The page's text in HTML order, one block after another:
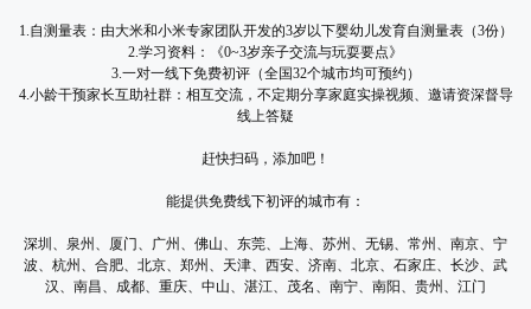
1.自测量表：由大米和小米专家团队开发的3岁以下婴幼儿发育自测量表（3份）
2.学习资料：《0~3岁亲子交流与玩耍要点》
3.一对一线下免费初评（全国32个城市均可预约）
4.小龄干预家长互助社群：相互交流，不定期分享家庭实操视频、邀请资深督导
线上答疑
赶快扫码，添加吧！
能提供免费线下初评的城市有：
深圳、泉州、厦门、广州、佛山、东莞、上海、苏州、无锡、常州、南京、宁
波、杭州、合肥、北京、郑州、天津、西安、济南、北京、石家庄、长沙、武
汉、南昌、成都、重庆、中山、湛江、茂名、南宁、南阳、贵州、江门